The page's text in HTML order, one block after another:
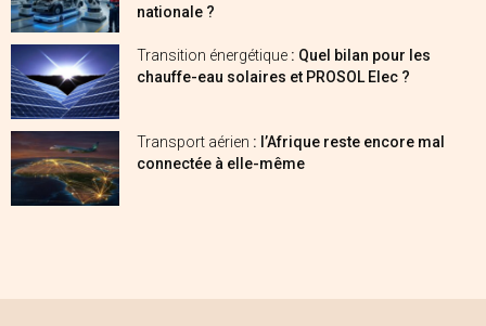
nationale ?
Transition énergétique : Quel bilan pour les
chauffe-eau solaires et PROSOL Elec ?
Transport aérien : l’Afrique reste encore mal
connectée à elle-même